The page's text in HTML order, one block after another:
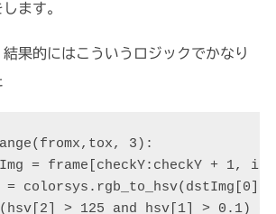
ます。
果的にはこういうロジックでかなり
3):
= frame[checkY:checkY + 1,
=
> 125 and hsv[1] > 0.1)